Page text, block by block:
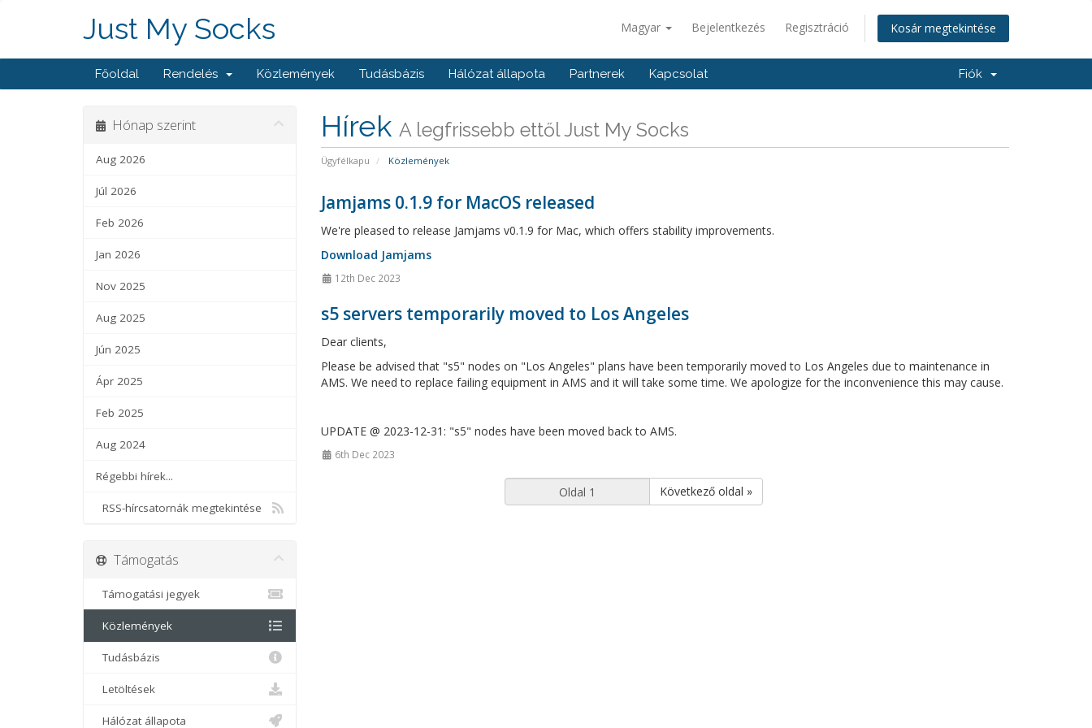
Magyar Bejelentkezés Regisztráció Kosár megtekintése
Just My Socks
Főoldal Rendelés Közlemények Tudásbázis Hálózat állapota Partnerek Kapcsolat Fiók
Hírek A legfrissebb ettől Just My Socks
Ügyfélkapu Közlemények
Hónap szerint
Aug 2026
Júl 2026
Feb 2026
Jan 2026
Nov 2025
Aug 2025
Jún 2025
Ápr 2025
Feb 2025
Aug 2024
Régebbi hírek...
RSS-hírcsatornák megtekintése
Jamjams 0.1.9 for MacOS released
We're pleased to release Jamjams v0.1.9 for Mac, which offers stability improvements.
Download Jamjams
12th Dec 2023
s5 servers temporarily moved to Los Angeles
Dear clients,
Please be advised that "s5" nodes on "Los Angeles" plans have been temporarily moved to Los Angeles due to maintenance in
AMS. We need to replace failing equipment in AMS and it will take some time. We apologize for the inconvenience this may cause.
UPDATE @ 2023-12-31: "s5" nodes have been moved back to AMS.
6th Dec 2023
Következő oldal »
Támogatás
Támogatási jegyek
Közlemények
Tudásbázis
Letöltések
Hálózat állapota